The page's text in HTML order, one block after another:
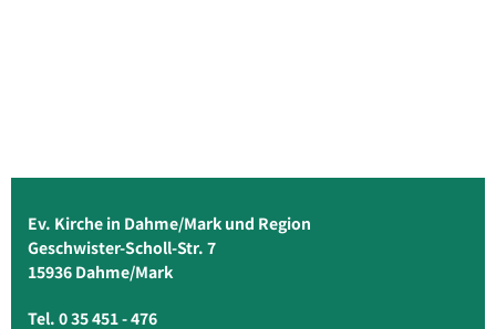
Ev. Kirche in Dahme/Mark und Region
Geschwister-Scholl-Str. 7
15936 Dahme/Mark
Tel. 0 35 451 - 476